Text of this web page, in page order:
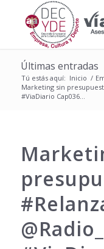
Últimas entradas
Tú estás aquí: Inicio /
Marketing sin
#ViaDiario Cap036...